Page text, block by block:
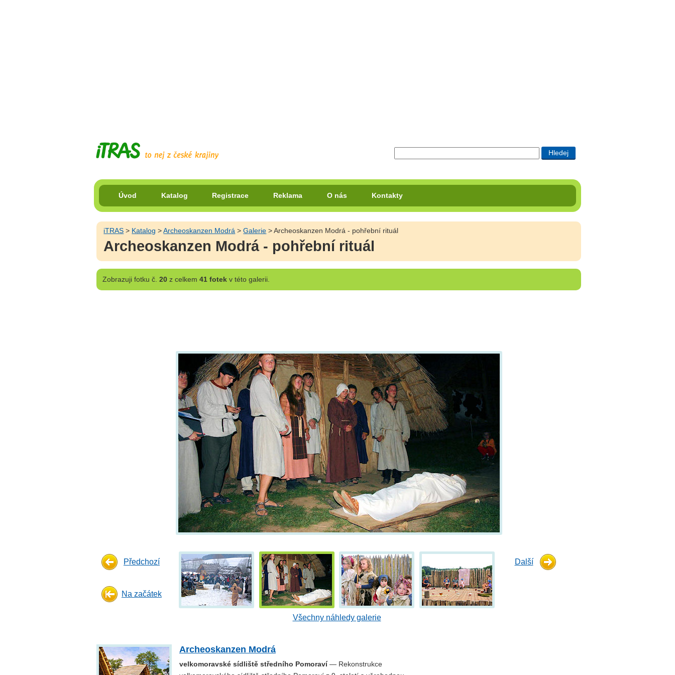
Úvod Katalog Registrace Reklama O nás Kontakty
iTRAS > Katalog >Archeoskanzen Modrá >Galerie > Archeoskanzen Modrá - pohřební rituál
Archeoskanzen Modrá - pohřební rituál
Zobrazujifotku č. 20z celkem 41 fotekv této galerii.
Předchozí
Na začátek
Všechny náhledy galerie
Další
Archeoskanzen Modrá
velkomoravské sídliště středního Pomoraví— Rekonstrukce